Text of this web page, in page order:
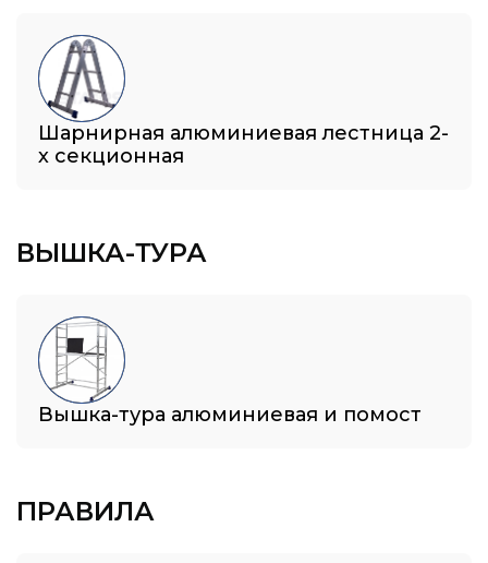
Шарнирная алюминиевая лестница 2-
х секционная
ВЫШКА-ТУРА
Вышка-тура алюминиевая и помост
ПРАВИЛА